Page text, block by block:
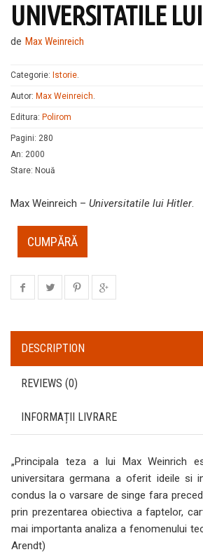
UNIVERSITATILE
de Max Weinreich
Categorie: Istorie.
Autor: Max Weinreich.
Editura: Polirom
Pagini: 280
An: 2000
Stare: Nouă
Max Weinreich – Universitatile lui Hitler.
CUMPĂRĂ
DESCRIPTION
REVIEWS (0)
INFORMAȚII LIVRARE
„Principala teza a lui Max Weinrich
universitara germana a oferit ideile si
condus la o varsare de singe fara
prin prezentarea obiectiva a faptelor,
mai importanta analiza a fenomenului
Arendt)